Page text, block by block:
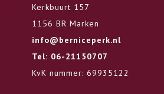
Kerkbuurt 157
1156 BR Marken
info@berniceperk.nl
Tel: 06-21150707
KvK nummer: 69935122